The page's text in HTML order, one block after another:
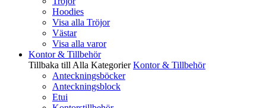
Hoodies
Visa alla Tröjor
Västar
Visa alla varor
Kontor & Tillbehör
Tillbaka till Alla Kategorier Kontor & Tillbehör
Anteckningsböcker
Anteckningsblock
Etui